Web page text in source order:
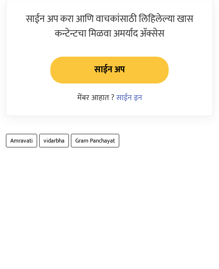
साईन अप करा आणि वाचकांसाठी लिहिलेल्या खास
कन्टेन्टचा मिळवा अमर्याद ॲक्सेस
साईन अप
मेंबर आहात ?साईन इन
Amravati vidarbha Gram Panchayat